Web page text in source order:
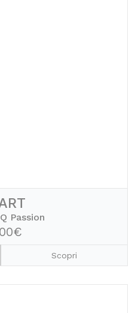
Passion
Scopri